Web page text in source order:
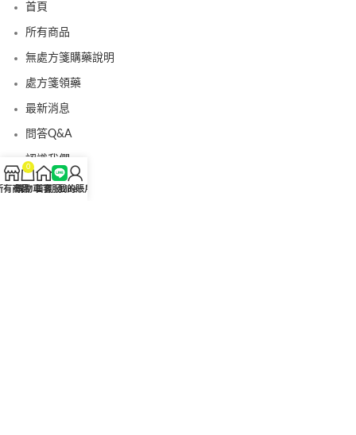
首頁
所有商品
無處方箋購藥說明
處方箋領藥
最新消息
問答Q&A
認識我們
聯絡我們
有商品
0
購物車首頁客服Line
我的賬戶